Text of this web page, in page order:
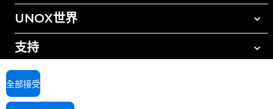
所有配件
手动清洗清洁剂
树脂过滤水处理
反渗透水处理
UNOX世界
我们在全球的办事处
支持
UNOX质保
查找经销商
全部接受